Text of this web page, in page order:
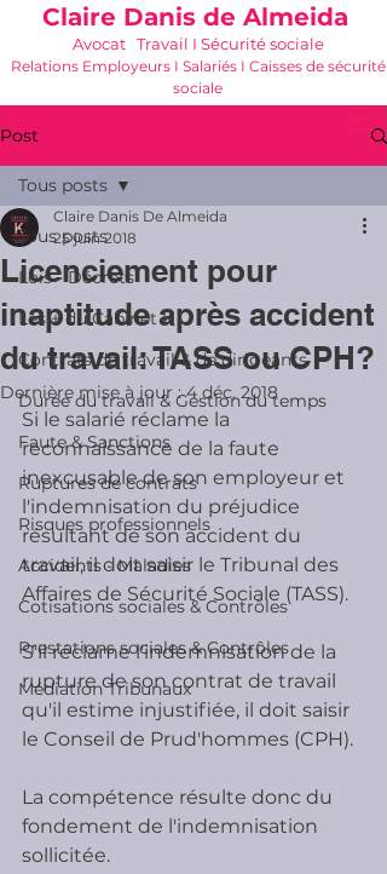
Claire Danis de Almeida
Avocat Travail I Sécurité sociale
Relations Employeurs I Salariés I Caisses de sécurité
sociale
Post
Tous posts
Lois - Décrets
Les + du Cabinet K
Contrats de travail & de dirigeants
Durée du travail & Gestion du temps
Faute & Sanctions
Ruptures de contrats
Risques professionnels
Accidents - Maladies
Cotisations sociales & Contrôles
Prestations sociales & Contrôles
Médiation Tribunaux
Tous posts
Licenciement pour
inaptitude après accident
du travail: TASS ou CPH?
Claire Danis De Almeida
25 juin 2018
Dernière mise à jour :4 déc. 2018
Si le salarié réclame la
reconnaissance de la faute
inexcusable de son employeur et
l'indemnisation du préjudice
résultant de son accident du
travail, il doit saisir le Tribunal des
Affaires de Sécurité Sociale (TASS).
S'il réclame l'indemnisation de la
rupture de son contrat de travail
qu'il estime injustifiée, il doit saisir
le Conseil de Prud'hommes (CPH).
La compétence résulte donc du
fondement de l'indemnisation
sollicitée.